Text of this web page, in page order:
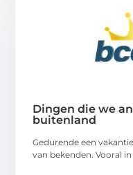
Dingen die we
buitenland
Gedurende een
van bekenden. Vooral